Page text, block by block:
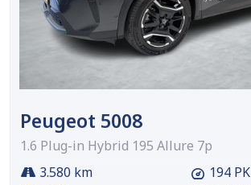
Peugeot 5008
1.6 Plug-in Hybrid 195 Allure 7p
3.580 km
194 PK